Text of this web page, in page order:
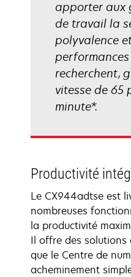
apporter aux
de travail la
polyvalence
recherchent,
vitesse de 65
minute*.
Productivité
Le CX944adtse est
nombreuses
la productivité
Il offre des solutions
que le Centre de
acheminement